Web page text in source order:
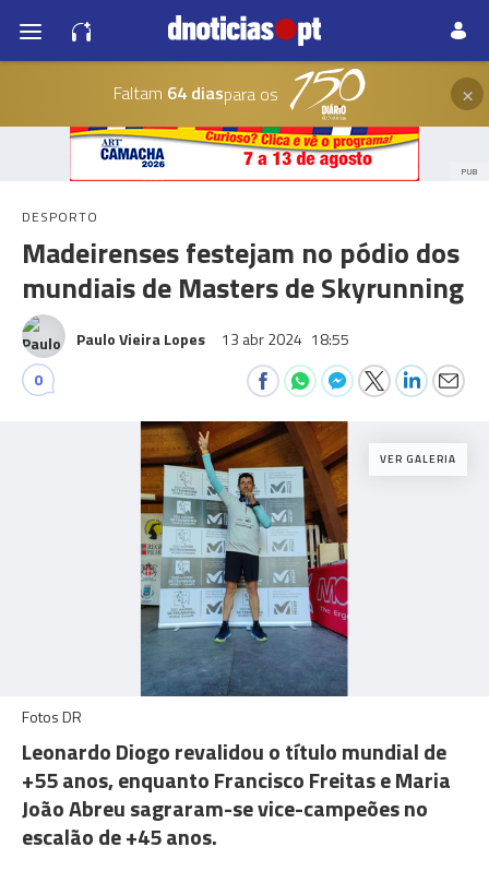
Faltam 64 diaspara os ×
PUB
DESPORTO
Madeirenses festejam no pódio dos
mundiais de Masters de Skyrunning
Paulo Vieira Lopes 13 abr 2024 18:55
0
VER GALERIA
Fotos DR
Leonardo Diogo revalidou o título mundial de
+55 anos, enquanto Francisco Freitas e Maria
João Abreu sagraram-se vice-campeões no
escalão de +45 anos.